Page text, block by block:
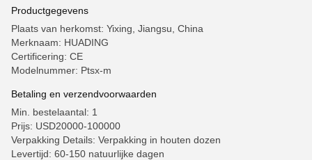
Productgegevens
Plaats van herkomst: Yixing, Jiangsu, China
Merknaam: HUADING
Certificering: CE
Modelnummer: Ptsx-m
Betaling en verzendvoorwaarden
Min. bestelaantal: 1
Prijs: USD20000-100000
Verpakking Details: Verpakking in houten dozen
Levertijd: 60-150 natuurlijke dagen